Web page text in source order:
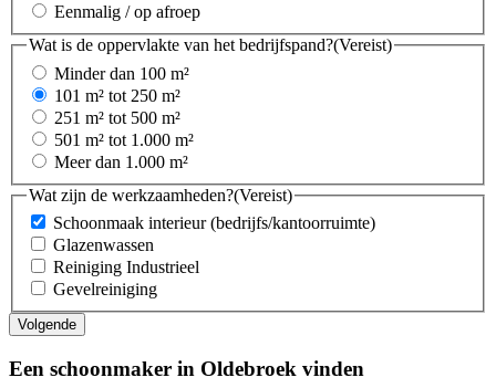
Eenmalig / op afroep
Wat is de oppervlakte van het bedrijfspand?(Vereist)
Minder dan 100 m²
101 m² tot 250 m²
251 m² tot 500 m²
501 m² tot 1.000 m²
Meer dan 1.000 m²
Wat zijn de werkzaamheden?(Vereist)
Schoonmaak interieur (bedrijfs/kantoorruimte)
Glazenwassen
Reiniging Industrieel
Gevelreiniging
Een schoonmaker in Oldebroek vinden